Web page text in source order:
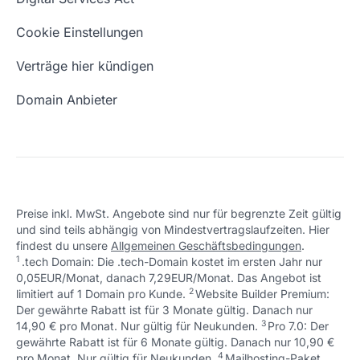
Schön, dass ich dir helfen konnte.
Tut mir leid, du erreichst uns unter:
+49 (0) 451 / 70 99 70
support@checkdomain.de
Schön, dass ich dir helfen konnte.
Tut mir leid, du erreichst uns unter:
+49 (0) 451 / 70 99 70
support@checkdomain.de
Schön, dass ich dir helfen konnte.
Tut mir leid, du erreichst uns unter:
+49 (0) 451 / 70 99 70oder
support@checkdomain.de
Schön, dass ich dir helfen konnte.
Tut mir leid, du erreichst uns unter:
+49 (0) 451 / 70 99 70oder
support@checkdomain.de
Schön, dass ich dir helfen konnte.
Tut mir leid, du erreichst uns unter:
+49 (0) 451 / 70 99 70oder
support@checkdomain.de
Domain Umzug
Wie ist meine IP?
Email Adresse erstellen
Cookie Einstellungen
Verträge hier kündigen
Domain Anbieter
Preise inkl. MwSt. Angebote sind nur für begrenzte Zeit gültig
und sind teils abhängig von Mindestvertragslaufzeiten. Hier
findest du unsere Allgemeinen Geschäftsbedingungen.
1 .tech Domain: Die .tech-Domain kostet im ersten Jahr nur
0,05EUR/Monat, danach 7,29EUR/Monat. Das Angebot ist
limitiert auf 1 Domain pro Kunde. ↩ 1
2 Website Builder Premium:
Der gewährte Rabatt ist für 3 Monate gültig. Danach nur
14,90 € pro Monat. Nur gültig für Neukunden. ↩ 1
3 Pro 7.0: Der
gewährte Rabatt ist für 6 Monate gültig. Danach nur 10,90 €
↩ 1
4